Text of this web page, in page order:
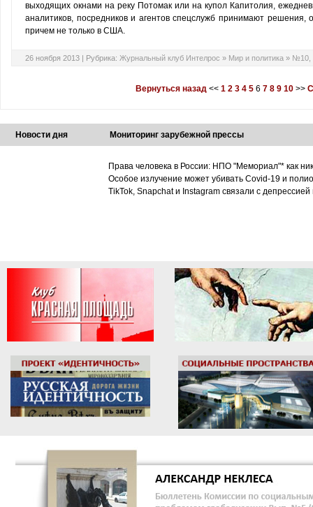
выходящих окнами на реку Потомак или на купол Капитолия,
аналитиков, посредников и агентов спецслужб принимают
причем не только в США.
26 ноября 2013 | Рубрика: Журнальный клуб Интелрос » Мир и политика » №10,
Вернуться назад<< 1 2 3 4 5 6 7 8 9 10>>
Новости дня Мониторинг зарубежной прессы
Права человека в России: НПО "Мемориал"* как
Особое излучение может убивать Covid-19 и
TikTok, Snapchat и Instagram связали с